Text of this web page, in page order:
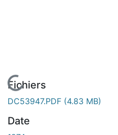
En cours de chargement...
Fichiers
DC53947.PDF (4.83 MB)
Date